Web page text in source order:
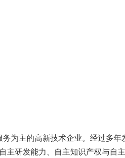
为主的高新技术企业。经过多年
主研发能力、自主知识产权与自